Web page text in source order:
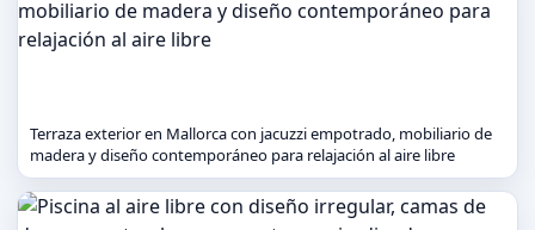
Terraza exterior en Mallorca con jacuzzi empotrado, mobiliario de
madera y diseño contemporáneo para relajación al aire libre